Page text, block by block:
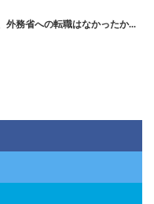
務省への転職はなかったか...